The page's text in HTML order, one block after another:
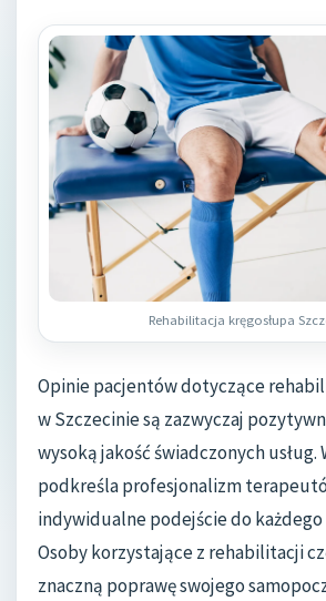
Rehabilitacja kręgosłupa
Opinie pacjentów dotyczące
w Szczecinie są zazwyczaj
wysoką jakość świadczonych
podkreśla profesjonalizm
indywidualne podejście do
Osoby korzystające z rehabilitacji
znaczną poprawę swojego